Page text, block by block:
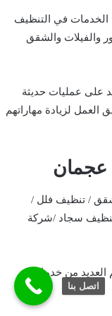
في التنظيف
والفيلات والشقق
على عمليات حديثة
العمل لزيادة مهاراتهم
/ تنظيف فلل /
سجاد /شركة
من خدمات
اتصل بنا